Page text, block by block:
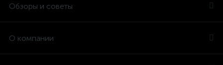
Обзоры и советы
О компании